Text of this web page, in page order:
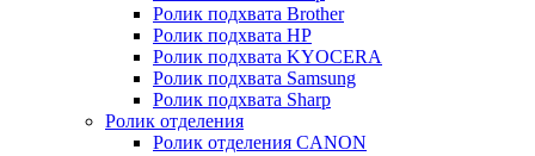
Ролик подхвата Brother
Ролик подхвата HP
Ролик подхвата KYOCERA
Ролик подхвата Samsung
Ролик подхвата Sharp
Ролик отделения
Ролик отделения CANON